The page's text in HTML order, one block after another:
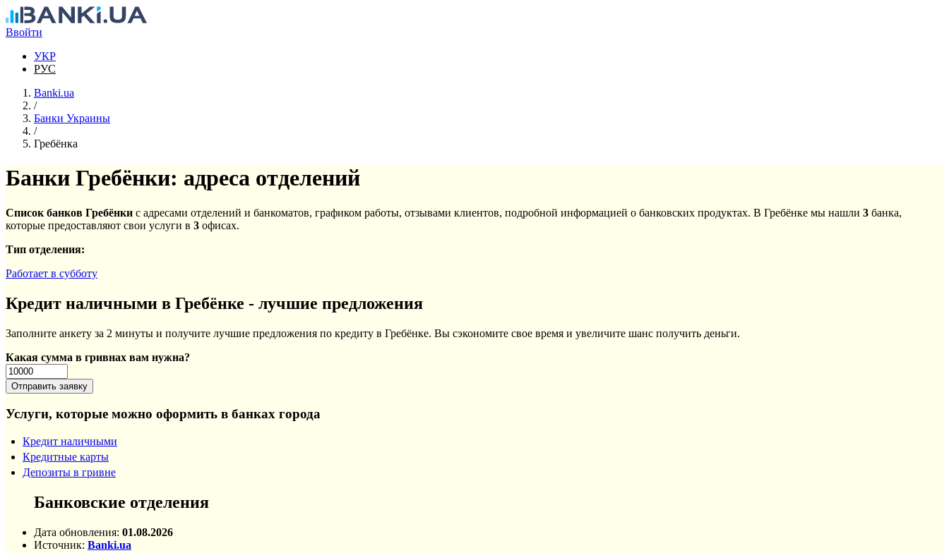
Перейти к основному содержанию
Ввойти
УКР
РУС
Banki.ua
/
Банки Украины
/
Гребёнка
Банки Гребёнки: адреса отделений
Список банков Гребёнки с адресами отделений и банкоматов, графиком работы, отзывами клиентов, подробной информацией о банковских продуктах. В Гребёнке мы нашли 3 банка,
которые предоставляют свои услуги в 3 офисах.
Тип отделения:
Работает в субботу
Кредит наличными в Гребёнке - лучшие предложения
Заполните анкету за 2 минуты и получите лучшие предложения по кредиту в Гребёнке. Вы сэкономите свое время и увеличите шанс получить деньги.
Какая сумма в гривнах вам нужна?
Услуги, которые можно оформить в банках города
Кредит наличными
Кредитные карты
Депозиты в гривне
Банковские отделения
Дата обновления: 01.08.2026
Источник: Banki.ua